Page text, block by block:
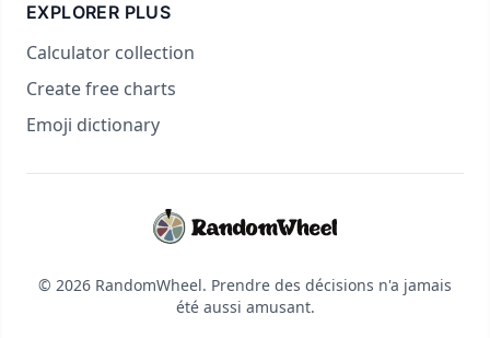
EXPLORER PLUS
Calculator collection
Create free charts
Emoji dictionary
© 2026 RandomWheel. Prendre des décisions n'a jamais
été aussi amusant.